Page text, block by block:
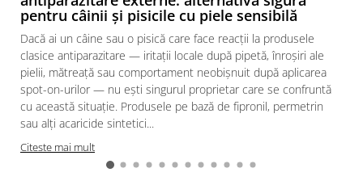
pentru câinii și pisicile cu piele sensibilă
Dacă ai un câine sau o pisică care face reacții la produsele
clasice antiparazitare — iritații locale după pipetă, înroșiri ale
pielii, mătreață sau comportament neobișnuit după aplicarea
spot-on-urilor — nu ești singurul proprietar care se confruntă
cu această situație. Produsele pe bază de fipronil, permetrin
sau alți acaricide sintetici...
Citeste mai mult